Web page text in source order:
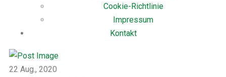
Cookie-Richtlinie
Impressum
Kontakt
22 Aug., 2020